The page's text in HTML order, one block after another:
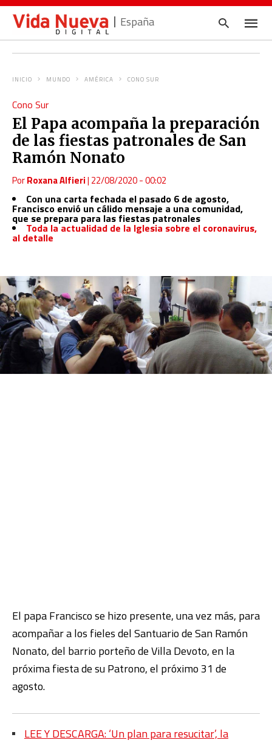
España
y
pulsa
en
INICIO MUNDO AMÉRICA CONO SUR
Cono Sur
El Papa acompaña la preparación
de las fiestas patronales de San
Ramón Nonato
PorRoxana Alfieri| 22/08/2020 - 00:02
Con una carta fechada el pasado 6 de agosto,
Francisco envió un cálido mensaje a una comunidad,
que se prepara para las fiestas patronales
Toda la actualidad de la Iglesia sobre el coronavirus,
al detalle
El papa Francisco se hizo presente, una vez más, para
acompañar a los fieles del Santuario de San Ramón
Nonato, del barrio porteño de Villa Devoto, en la
próxima fiesta de su Patrono, el próximo 31 de
agosto.
LEE Y DESCARGA: ‘Un plan para resucitar’, la